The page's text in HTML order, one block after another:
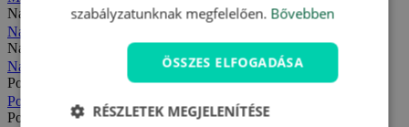
Nagy-Fátra
Nagy-Fátra
Nagymegyer
Nagymegyer
Podhajska
Podhajska
Pozsony
szabályzatunknak megfelelően. Bővebben
ÖSSZES ELFOGADÁSA
RÉSZLETEK MEGJELENÍTÉSE